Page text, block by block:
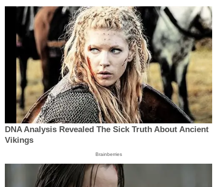
DNA Analysis Revealed The Sick Truth About Ancient
Vikings
Brainberries